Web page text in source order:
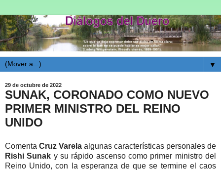
▼
29 de octubre de 2022
SUNAK, CORONADO COMO NUEVO
PRIMER MINISTRO DEL REINO
UNIDO
Comenta Cruz Varela algunas características personales de
Rishi Sunak y su rápido ascenso como primer ministro del
Reino Unido, con la esperanza de que se termine el caos